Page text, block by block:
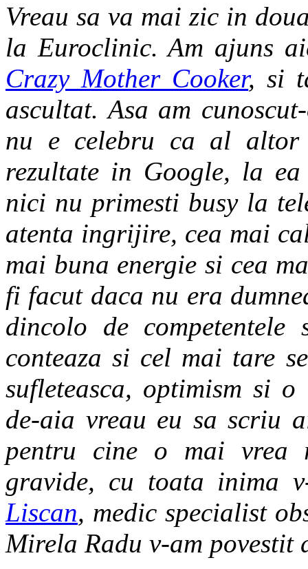
Vreau sa va mai zic in
la Euroclinic. Am ajuns
Crazy Mother Cooker, si
ascultat. Asa am
nu e celebru ca al altor
rezultate in Google, la
nici nu primesti busy la
atenta ingrijire, cea mai
mai buna energie si cea
fi facut daca nu era
dincolo de
conteaza si cel mai tare
sufleteasca, optimism si
de-aia vreau eu sa scriu
pentru cine o mai vrea
gravide, cu toata inima
Liscan, medic specialist
Mirela Radu v-am povestit